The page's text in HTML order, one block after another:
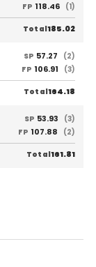
FP 118.46 (1)
Total185.02
SP 57.27
(2)
FP 106.91 (3)
Total164.18
SP 53.93
(3)
FP 107.88 (2)
Total161.81